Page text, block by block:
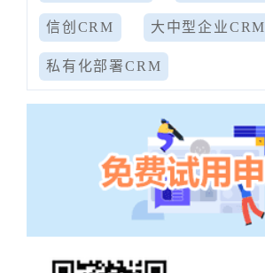
信创CRM 大中型企业CRM
私有化部署CRM